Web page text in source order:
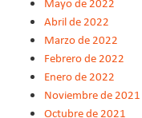
Abril de 2022
Marzo de 2022
Febrero de 2022
Enero de 2022
Noviembre de 2021
Octubre de 2021